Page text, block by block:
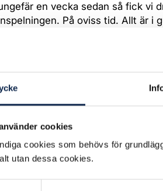
cookies
cookies som behövs för
utan dessa cookies.
en vecka sedan så fick vi
På oviss tid. Allt är i
Som kanske dessutom,
utan att veta när nästa jobb
hela brevet i PDF:n här intill.